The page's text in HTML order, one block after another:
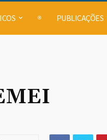
PUBLICAÇÕES